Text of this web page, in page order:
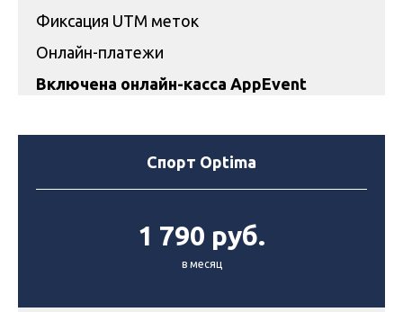
Фиксация UTM меток
Онлайн-платежи
Включена онлайн-касса AppEvent
Спорт Optima
1 790 руб.
в месяц